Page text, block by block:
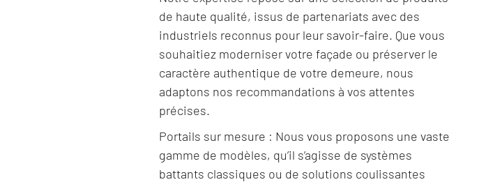
de haute qualité, issus de partenariats avec des
industriels reconnus pour leur savoir-faire. Que vous
souhaitiez moderniser votre façade ou préserver le
caractère authentique de votre demeure, nous
adaptons nos recommandations à vos attentes
précises.
Portails sur mesure : Nous vous proposons une vaste
gamme de modèles, qu’il s’agisse de systèmes
battants classiques ou de solutions coulissantes